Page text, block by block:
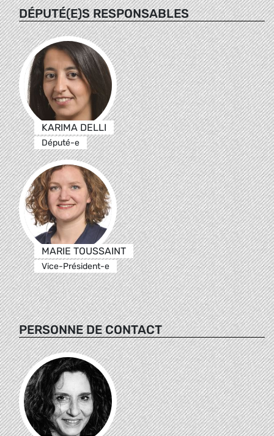
DÉPUTÉ(E)S RESPONSABLES
KARIMA DELLI
Député-e
MARIE TOUSSAINT
Vice-Président-e
PERSONNE DE CONTACT